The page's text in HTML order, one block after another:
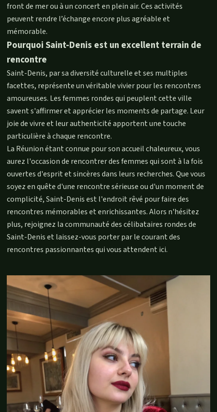
front de mer ou à un concert en plein air. Ces activités
peuvent rendre l’échange encore plus agréable et
mémorable.
Pourquoi Saint-Denis est un excellent terrain de
rencontre
Saint-Denis, par sa diversité culturelle et ses multiples
facettes, représente un véritable vivier pour les rencontres
amoureuses. Les femmes rondes qui peuplent cette ville
savent s'affirmer et apprécier les moments de partage. Leur
joie de vivre et leur authenticité apportent une touche
particulière à chaque rencontre.
La Réunion étant connue pour son accueil chaleureux, vous
aurez l'occasion de rencontrer des femmes qui sont à la fois
ouvertes d'esprit et sincères dans leurs recherches. Que vous
soyez en quête d'une rencontre sérieuse ou d'un moment de
complicité, Saint-Denis est l'endroit rêvé pour faire des
rencontres mémorables et enrichissantes. Alors n'hésitez
plus, rejoignez la communauté des célibataires rondes de
Saint-Denis et laissez-vous porter par le courant des
rencontres passionnantes qui vous attendent ici.